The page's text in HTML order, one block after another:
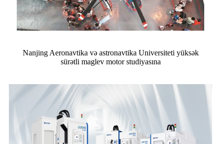
Nanjing Aeronavtika və astronavtika Universiteti yüksək
sürətli maglev motor studiyasına